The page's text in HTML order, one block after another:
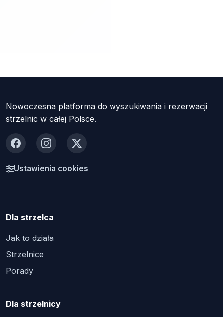
Nowoczesna platforma do wyszukiwania i rezerwacji
strzelnic w całej Polsce.
FacebookInstagram
X
Ustawienia cookies
Dla strzelca
Jak to działa
Strzelnice
Porady
Dla strzelnicy